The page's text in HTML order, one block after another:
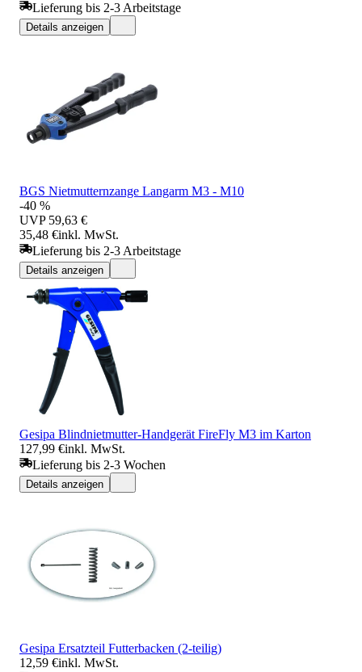
Lieferung bis 2-3 Arbeitstage
Details anzeigen
BGS Nietmutternzange Langarm M3 - M10
-40 %
UVP 59,63 €
35,48 €inkl. MwSt.
Lieferung bis 2-3 Arbeitstage
Details anzeigen
Gesipa Blindnietmutter-Handgerät FireFly M3 im Karton
127,99 €inkl. MwSt.
Lieferung bis 2-3 Wochen
Details anzeigen
Gesipa Ersatzteil Futterbacken (2-teilig)
12,59 €inkl. MwSt.